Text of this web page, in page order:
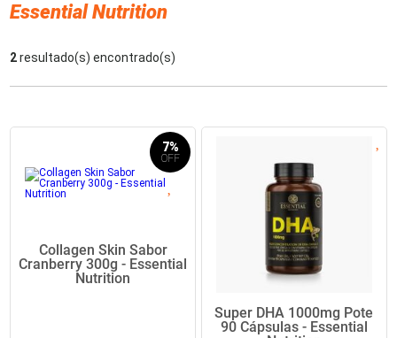
Essential Nutrition
2resultado(s) encontrado(s)
Collagen Skin Sabor
Cranberry 300g - Essential
Nutrition
7%
Super DHA 1000mg Pote
90 Cápsulas - Essential